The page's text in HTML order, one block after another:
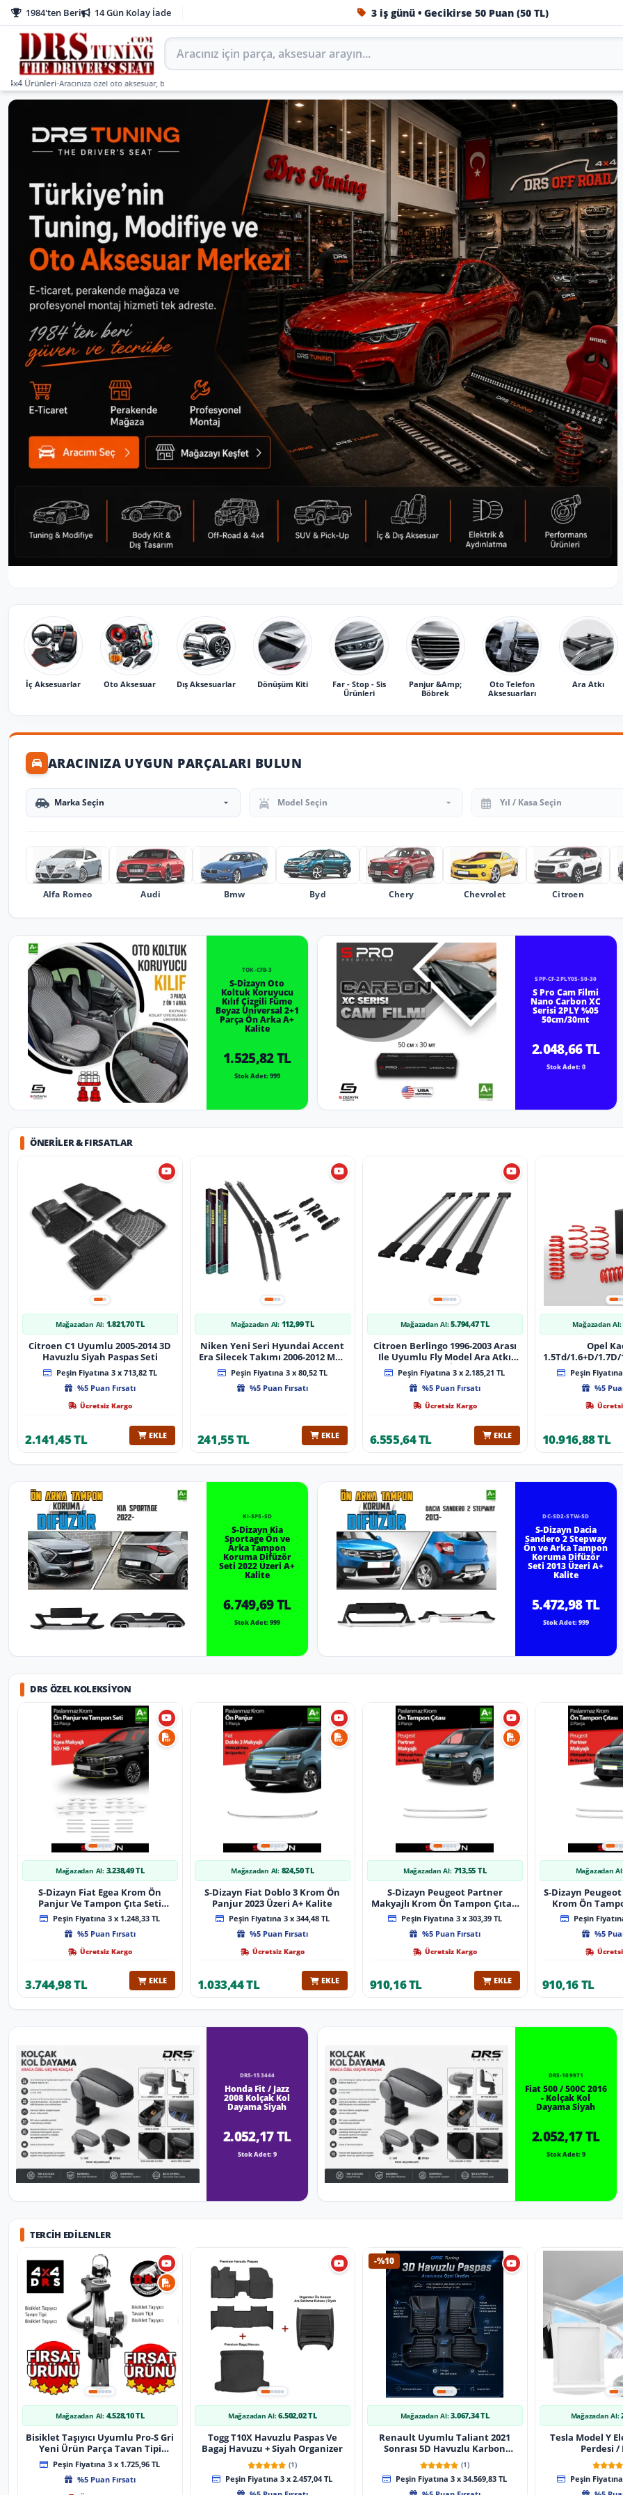
1984'ten Beri 14 Gün Kolay İade
1984'ten beri Türkiye’nin en büyük oto aksesuar ve tuning
Aracınız için parça arayın
•Aracınıza özel oto aksesuar, body kit, tuning, SUV, pickup ve off-road ürünlerini DRS Tuning’de marka, model ve yıla göre keşfedin.
İç Aksesuarlar Oto Aksesuar Dış Aksesuarlar Dönüşüm Kiti
Far - Stop - Sis
Ürünleri
Panjur &Amp;
Böbrek
Oto Telefon
Aksesuarları
Ara Atkı
ARACINIZA UYGUN PARÇALARI BULUN
Marka Seçin Model Seçin Yıl Seçin
Alfa Romeo Audi Bmw Byd Chery Chevrolet Citroen
TOK-CFB-3
S-Dizayn Oto
Koltuk Koruyucu
Kılıf Çizgili Füme
Beyaz Universal 2+1
Parça Ön Arka A+
Kalite
1.525,82 TL
Stok Adet: 999
SPP-CF-2PLY05-50-30
S Pro Cam Filmi
Nano Carbon XC
Serisi 2PLY %05
50cm/30mt
2.048,66 TL
Stok Adet: 0
ÖNERILER & FIRSATLAR
Mağazadan Al: 1.821,70 TL
Citroen C1 Uyumlu 2005-2014 3D
Havuzlu Siyah Paspas Seti
Peşin Fiyatına 3 x 713,82 TL
%5 Puan Fırsatı
Ücretsiz Kargo
2.141,45 TL EKLE
Mağazadan Al: 112,99 TL
Niken Yeni Seri Hyundai Accent
Era Silecek Takımı 2006-2012 Muz
Tip Silecek Aparatlı
Peşin Fiyatına 3 x 80,52 TL
%5 Puan Fırsatı
241,55 TL EKLE
Mağazadan Al: 5.794,47 TL
Citroen Berlingo 1996-2003 Arası
Ile Uyumlu Fly Model Ara Atkı
Tavan Barı Gri̇ 4 Adet Bar
Peşin Fiyatına 3 x 2.185,21 TL
%5 Puan Fırsatı
Ücretsiz Kargo
6.555,64 TL EKLE
Mağazadan Al:
Opel
1.5Td/1.6+D/1.7D/
08/1991
Peşin
%5
10.916,88 TL
KI-SP5-SD
S-Dizayn Kia
Sportage Ön ve
Arka Tampon
Koruma Difüzör
Seti 2022 Üzeri A+
Kalite
6.749,69 TL
Stok Adet: 999
DC-SD2-STW-SD
S-Dizayn Dacia
Sandero 2 Stepway
Ön ve Arka Tampon
Koruma Difüzör
Seti 2013 Üzeri A+
Kalite
5.472,98 TL
Stok Adet: 999
DRS ÖZEL KOLEKSIYON
Mağazadan Al: 3.238,49 TL
S-Dizayn Fiat Egea Krom Ön
Panjur Ve Tampon Çıta Seti
Diamond Model 22 Prç. 2020
Üzeri (Parlak Krom)
Peşin Fiyatına 3 x 1.248,33 TL
%5 Puan Fırsatı
Ücretsiz Kargo
3.744,98 TL EKLE
Mağazadan Al: 824,50 TL
S-Dizayn Fiat Doblo 3 Krom Ön
Panjur 2023 Üzeri A+ Kalite
Peşin Fiyatına 3 x 344,48 TL
%5 Puan Fırsatı
Ücretsiz Kargo
1.033,44 TL EKLE
Mağazadan Al: 713,55 TL
S-Dizayn Peugeot Partner
Makyajlı Krom Ön Tampon Çıtası
2 Prç 2023 Üzeri A+ Kalite
Peşin Fiyatına 3 x 303,39 TL
%5 Puan Fırsatı
Ücretsiz Kargo
910,16 TL EKLE
Mağazadan
S-Dizayn
Krom Ön
2024 Üzeri
Peşin
%5
910,16 TL
DRS-153444
Honda Fit / Jazz
2008 Kolçak Kol
Dayama Siyah
2.052,17 TL
Stok Adet: 9
DRS-109971
Fiat 500 / 500C 2016
- Kolçak Kol
Dayama Siyah
2.052,17 TL
Stok Adet: 9
TERCIH EDILENLER
Mağazadan Al: 4.528,10 TL
Bisiklet Taşıyıcı Uyumlu Pro-S Gri
Yeni Ürün Parça Tavan Tipi
Bisiklet Taşıyıcı
Peşin Fiyatına 3 x 1.725,96 TL
%5 Puan Fırsatı
Mağazadan Al: 6.502,02 TL
Togg T10X Havuzlu Paspas Ve
Bagaj Havuzu + Siyah Organizer
(1)
Peşin Fiyatına 3 x 2.457,04 TL
-%10
Mağazadan Al: 3.067,34 TL
Renault Uyumlu Taliant 2021
Sonrası 5D Havuzlu Karbon
Dizayn Paspas Seti
(1)
Peşin Fiyatına 3 x 34.569,83 TL
Mağazadan Al:
Tesla Model Y
Perdesi /
Peşin